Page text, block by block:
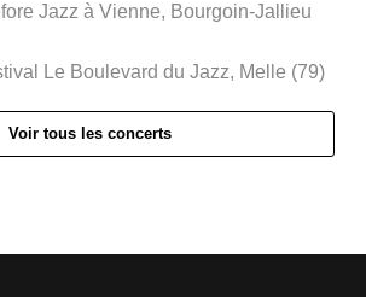
Jazz à Vienne, Bourgoin-Jallieu
Le Boulevard du Jazz, Melle (79)
Voir tous les concerts